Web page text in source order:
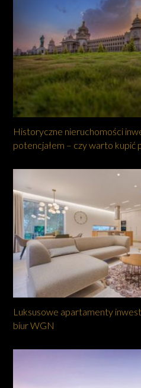
Historyczne nieruchomości
potencjałem – czy warto kupić
Luksusowe apartamenty
biur WGN